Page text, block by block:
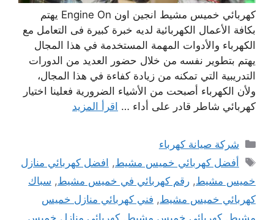
كهربائي خميس مشيط انجين اون Engine On يهتم
بكافة الأعمال الكهربائية لديه خبرة كبيرة فى التعامل مع
الكهرباء والأدوات المهمة المستخدمة في هذا المجال
يهتم بتطوير نفسه من خلال حضور العديد من الدورات
التدريبية التي تمكنه من زيادة كفاءة في هذا المجال،
ولأن الكهرباء أصبحت من الأشياء الضرورية فعلينا اختيار
كهربائي شاطر قادر على أداء … اقرأ المزيد
التصنيفات
شركة صيانة كهرباء
الوسوم
أفضل كهربائي خميس مشيط, افضل كهربائي منازل
خميس مشيط, رقم كهربائي في خميس مشيط, سباك
كهربائي خميس مشيط, فني كهربائي منازل خميس
مشيط, كهربائي خميس مشيط, كهربائي منازل خميس